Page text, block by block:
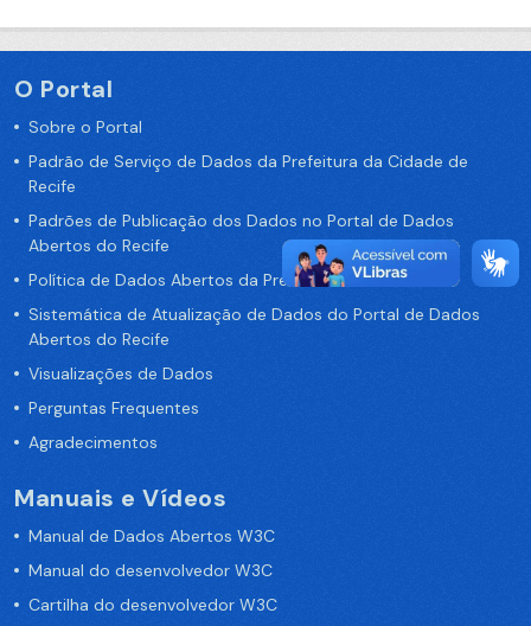
O Portal
Sobre o Portal
Padrão de Serviço de Dados da Prefeitura da Cidade de
Recife
Padrões de Publicação dos Dados no Portal de Dados
Abertos do Recife
Política de Dados Abertos da Prefeitura do Recife
Sistemática de Atualização de Dados do Portal de Dados
Abertos do Recife
Visualizações de Dados
Perguntas Frequentes
Agradecimentos
Manuais e Vídeos
Manual de Dados Abertos W3C
Manual do desenvolvedor W3C
Cartilha do desenvolvedor W3C